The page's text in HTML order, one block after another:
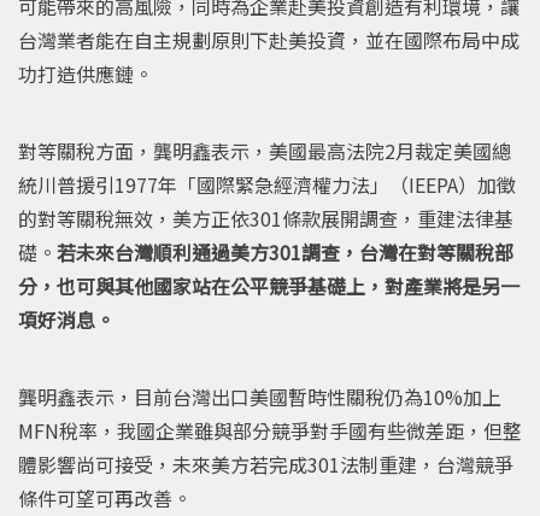
可能帶來的高風險，同時為企業赴美投資創造有利環境，讓
台灣業者能在自主規劃原則下赴美投資，並在國際布局中成
功打造供應鏈。
對等關稅方面，龔明鑫表示，美國最高法院2月裁定美國總
統川普援引1977年「國際緊急經濟權力法」（IEEPA）加徵
的對等關稅無效，美方正依301條款展開調查，重建法律基
礎。 若未來台灣順利通過美方301調查，台灣在對等關稅部
分，也可與其他國家站在公平競爭基礎上，對產業將是另一
項好消息。
龔明鑫表示，目前台灣出口美國暫時性關稅仍為10%加上
MFN稅率，我國企業雖與部分競爭對手國有些微差距，但整
體影響尚可接受，未來美方若完成301法制重建，台灣競爭
條件可望可再改善。